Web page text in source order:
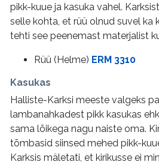
pikk-kuue ja kasuka vahel.
selle kohta, et rüü olnud suvel ka
tehti see peenemast materjalist
Rüü (Helme) ERM 3310
Kasukas
Halliste-Karksi meeste valgeks
lambanahkadest pikk kasukas ehk
sama lõikega nagu naiste oma.
tõmbasid siinsed mehed pikk-
Karksis mäletati, et kirikusse ei